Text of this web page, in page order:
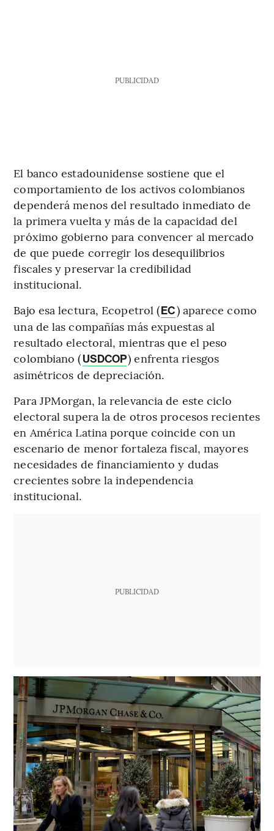
PUBLICIDAD
El banco estadounidense sostiene que el
comportamiento de los activos colombianos
dependerá menos del resultado inmediato de
la primera vuelta y más de la capacidad del
próximo gobierno para convencer al mercado
de que puede corregir los desequilibrios
fiscales y preservar la credibilidad
institucional.
Bajo esa lectura, Ecopetrol (EC) aparece como
una de las compañías más expuestas al
resultado electoral, mientras que el peso
colombiano (USDCOP) enfrenta riesgos
asimétricos de depreciación.
Para JPMorgan, la relevancia de este ciclo
electoral supera la de otros procesos recientes
en América Latina porque coincide con un
escenario de menor fortaleza fiscal, mayores
necesidades de financiamiento y dudas
crecientes sobre la independencia
institucional.
PUBLICIDAD